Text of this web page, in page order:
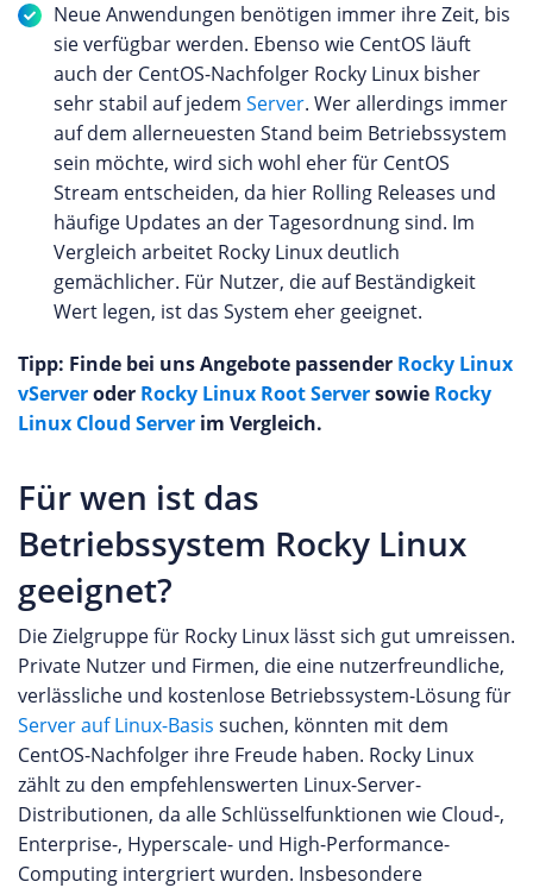
Neue Anwendungen benötigen immer ihre Zeit, bis
sie verfügbar werden. Ebenso wie CentOS läuft
auch der CentOS-Nachfolger Rocky Linux bisher
sehr stabil auf jedem Server. Wer allerdings immer
auf dem allerneuesten Stand beim Betriebssystem
sein möchte, wird sich wohl eher für CentOS
Stream entscheiden, da hier Rolling Releases und
häufige Updates an der Tagesordnung sind. Im
Vergleich arbeitet Rocky Linux deutlich
gemächlicher. Für Nutzer, die auf Beständigkeit
Wert legen, ist das System eher geeignet.
Tipp: Finde bei uns Angebote passender Rocky Linux
vServeroder Rocky Linux Root Serversowie Rocky
Linux Cloud Server im Vergleich.
Für wen ist das
Betriebssystem Rocky Linux
geeignet?
Die Zielgruppe für Rocky Linux lässt sich gut umreissen.
Private Nutzer und Firmen, die eine nutzerfreundliche,
verlässliche und kostenlose Betriebssystem-Lösung für
Server auf Linux-Basis suchen, könnten mit dem
CentOS-Nachfolger ihre Freude haben. Rocky Linux
zählt zu den empfehlenswerten Linux-Server-
Distributionen, da alle Schlüsselfunktionen wie Cloud-,
Enterprise-, Hyperscale- und High-Performance-
Computing intergriert wurden. Insbesondere